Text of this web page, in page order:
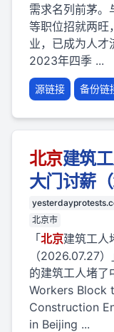
需求名列前茅。
等职位招就两旺
业，已成为人才
2023年四季 ...
源链接 备份链
北京建筑
大门讨薪
北京市
「 北京建筑工人
（2026.07.27）
的建筑工人堵
Workers Block
Construction
in Beijing ...